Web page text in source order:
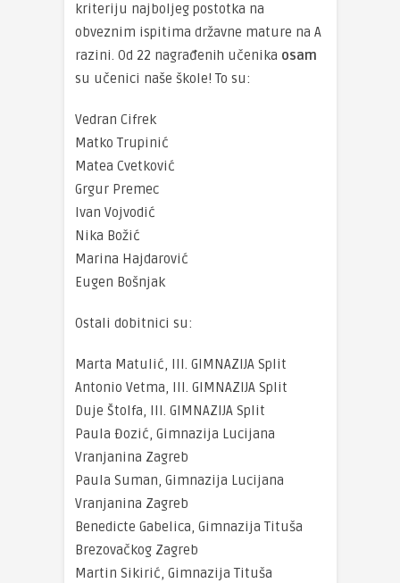
kriteriju najboljeg postotka na
obveznim ispitima državne mature na A
razini. Od 22 nagrađenih učenika osam
su učenici naše škole! To su:
Vedran Cifrek
Matko Trupinić
Matea Cvetković
Grgur Premec
Ivan Vojvodić
Nika Božić
Marina Hajdarović
Eugen Bošnjak
Ostali dobitnici su:
Marta Matulić, III. GIMNAZIJA Split
Antonio Vetma, III. GIMNAZIJA Split
Duje Štolfa, III. GIMNAZIJA Split
Paula Đozić, Gimnazija Lucijana
Vranjanina Zagreb
Paula Suman, Gimnazija Lucijana
Vranjanina Zagreb
Benedicte Gabelica, Gimnazija Tituša
Brezovačkog Zagreb
Martin Sikirić, Gimnazija Tituša